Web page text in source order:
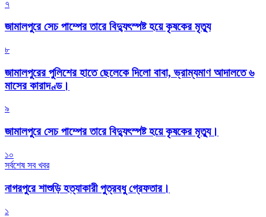
৭
জামালপুরে সেচ পাম্পের তারে বিদ্যুৎস্পষ্ট হয়ে কৃষকের মৃত্যু
৮
জামালপুরের পুলিশের হাতে ছেলেকে দিলো বাবা, ভ্রাম্যমাণ আদালতে ৬
মাসের কারাদণ্ড।
৯
জামালপুরে সেচ পাম্পের তারে বিদ্যুৎস্পষ্ট হয়ে কৃষকের মৃত্যু।
১০
সর্বশেষ সব খবর
নাগরপুরে শাশুড়ি হত্যাকারী পুত্রবধু গ্রেফতার।
১